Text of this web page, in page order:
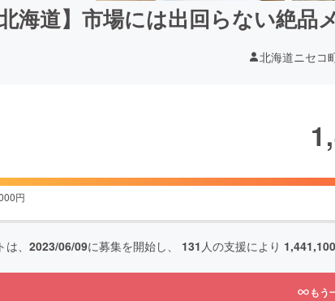
北海道】市場には出回らない絶
北海道ニセコ
円
、 2023/06/09に募集を開始し、 131 人の支援により 1,441,100
もう